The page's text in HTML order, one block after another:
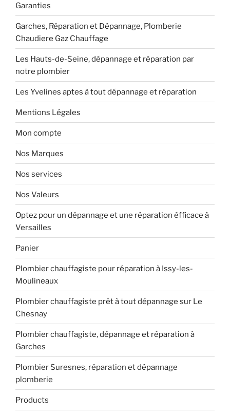
Garanties
Garches, Réparation et Dépannage, Plomberie
Chaudiere Gaz Chauffage
Les Hauts-de-Seine, dépannage et réparation par
notre plombier
Les Yvelines aptes à tout dépannage et réparation
Mentions Légales
Mon compte
Nos Marques
Nos services
Nos Valeurs
Optez pour un dépannage et une réparation éfficace à
Versailles
Panier
Plombier chauffagiste pour réparation à Issy-les-
Moulineaux
Plombier chauffagiste prêt à tout dépannage sur Le
Chesnay
Plombier chauffagiste, dépannage et réparation à
Garches
Plombier Suresnes, réparation et dépannage
plomberie
Products